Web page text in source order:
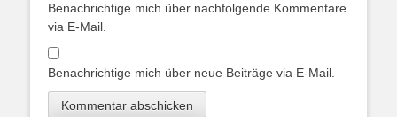
Benachrichtige mich über nachfolgende Kommentare
via E-Mail.
Benachrichtige mich über neue Beiträge via E-Mail.